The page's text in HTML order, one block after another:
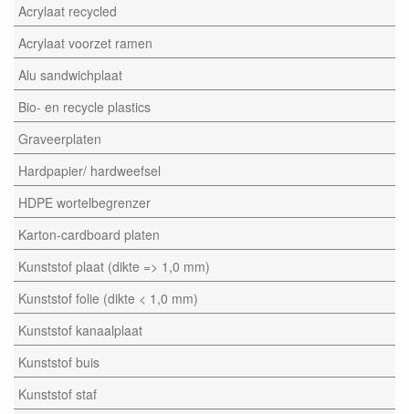
Acrylaat recycled
Acrylaat voorzet ramen
Alu sandwichplaat
Bio- en recycle plastics
Graveerplaten
Hardpapier/ hardweefsel
HDPE wortelbegrenzer
Karton-cardboard platen
Kunststof plaat (dikte => 1,0 mm)
Kunststof folie (dikte < 1,0 mm)
Kunststof kanaalplaat
Kunststof buis
Kunststof staf